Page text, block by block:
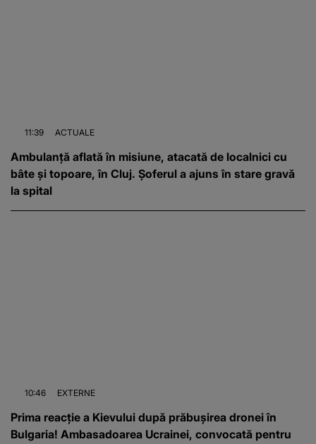
11:39 ACTUALE
Ambulanță aflată în misiune, atacată de localnici cu
bâte și topoare, în Cluj. Șoferul a ajuns în stare gravă
la spital
10:46 EXTERNE
Prima reacție a Kievului după prăbușirea dronei în
Bulgaria! Ambasadoarea Ucrainei, convocată pentru